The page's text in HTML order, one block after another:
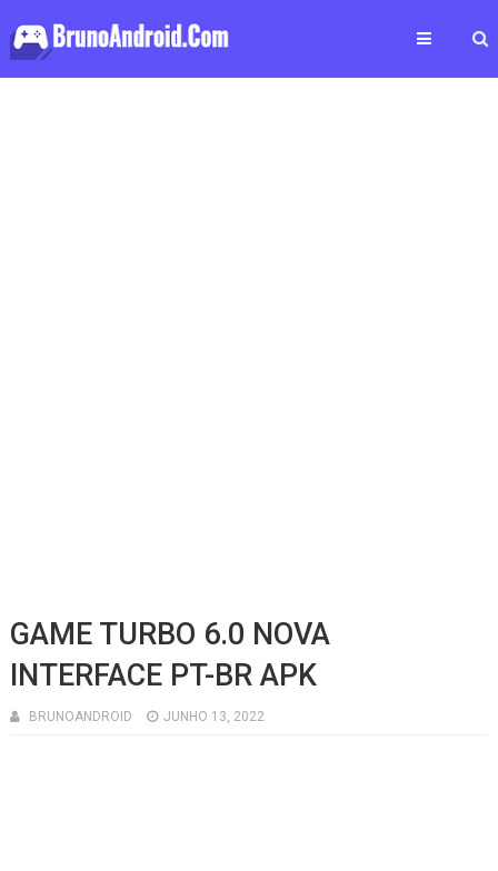
GAME TURBO 6.0 NOVA
INTERFACE PT-BR APK
BRUNOANDROID JUNHO 13, 2022